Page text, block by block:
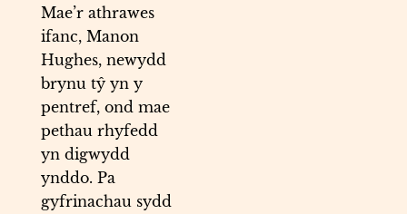
Mae’r athrawes
ifanc, Manon
Hughes, newydd
brynu tŷ yn y
pentref, ond mae
pethau rhyfedd
yn digwydd
ynddo. Pa
gyfrinachau sydd